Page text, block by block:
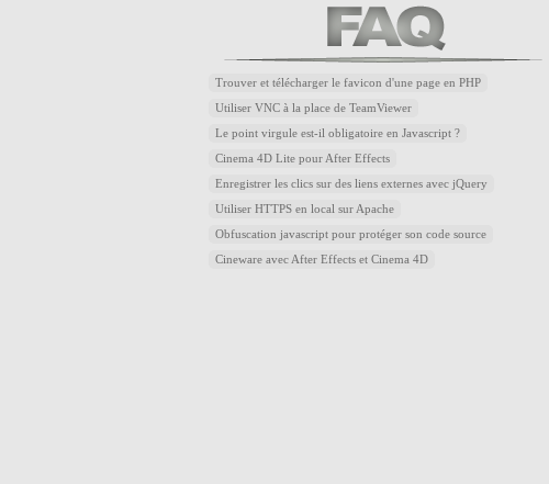
Trouver et télécharger le favicon d'une page en PHP
Utiliser VNC à la place de TeamViewer
Le point virgule est-il obligatoire en Javascript ?
Cinema 4D Lite pour After Effects
Enregistrer les clics sur des liens externes avec jQuery
Utiliser HTTPS en local sur Apache
Obfuscation javascript pour protéger son code source
Cineware avec After Effects et Cinema 4D